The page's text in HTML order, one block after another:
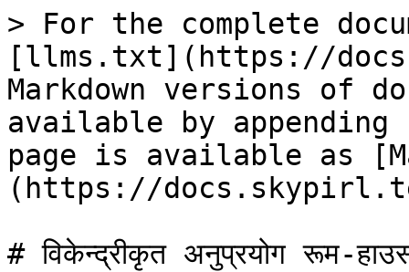
> For the complete
[llms.txt](https://
Markdown versions of
available by
page is available as
(https://
# विकेन्द्रीकृत अनुप्रयोग रूम-